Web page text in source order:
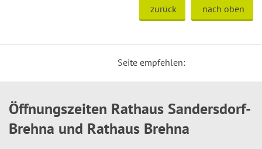
zurück nach oben
Seite empfehlen:
Öffnungszeiten Rathaus Sandersdorf-
Brehna und Rathaus Brehna